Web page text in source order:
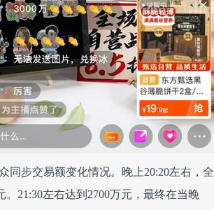
同步交易额变化情况。晚上20:20左右，全
21:30左右达到2700万元，最终在当晚